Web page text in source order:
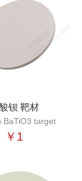
钡 靶材
BaTiO3 target
￥1